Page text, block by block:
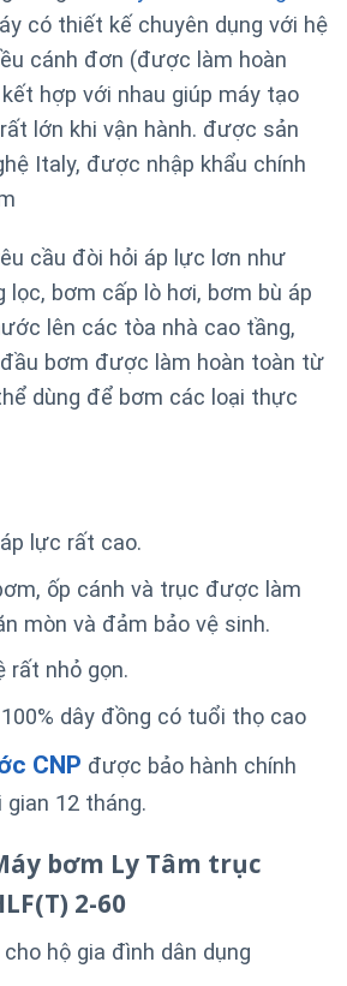
có thiết kế chuyên dụng với hệ
cánh đơn (được làm hoàn
hợp với nhau giúp máy tạo
lớn khi vận hành. được sản
Italy, được nhập khẩu chính
cầu đòi hỏi áp lực lơn như
lọc, bơm cấp lò hơi, bơm bù áp
lên các tòa nhà cao tầng,
bơm được làm hoàn toàn từ
dùng để bơm các loại thực
lực rất cao.
ốp cánh và trục được làm
mòn và đảm bảo vệ sinh.
rất nhỏ gọn.
dây đồng có tuổi thọ cao
CNP được bảo hành chính
12 tháng.
bơm Ly Tâm trục
2-60
hộ gia đình dân dụng